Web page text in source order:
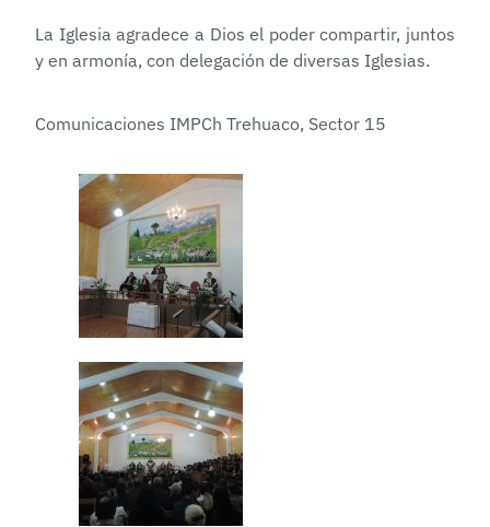
La Iglesia agradece a Dios el poder compartir, juntos
y en armonía, con delegación de diversas Iglesias.
Comunicaciones IMPCh Trehuaco, Sector 15